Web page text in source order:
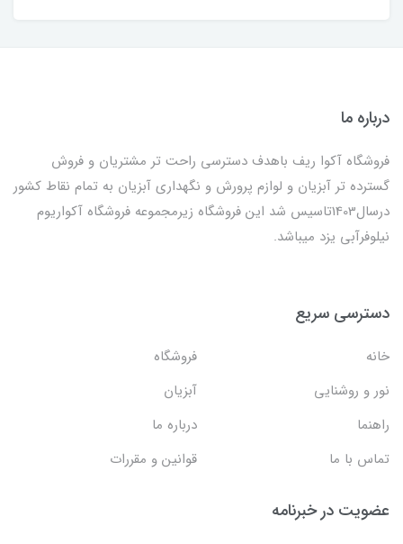
درباره ما
فروشگاه آکوا ریف باهدف دسترسی راحت تر مشتریان و فروش
گسترده تر آبزیان و لوازم پرورش و نگهداری آبزیان به تمام نقاط کشور
درسال1403تاسیس شد این فروشگاه زیرمجموعه فروشگاه آکواریوم
نیلوفرآبی یزد میباشد.
دسترسی سریع
خانه
فروشگاه
نور و روشنایی
آبزیان
راهنما
درباره ما
تماس با ما
قوانین و مقررات
عضویت در خبرنامه